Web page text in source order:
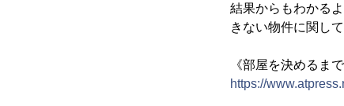
結果からもわかる
きない物件に関し
《部屋を決めるま
https://